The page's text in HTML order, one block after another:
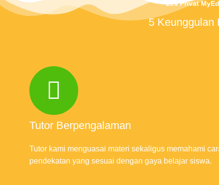
Les Privat
5 Keunggulan
Tutor Berpengalaman
Tutor kami menguasai materi sekaligus memahami
pendekatan yang sesuai dengan gaya belajar siswa.